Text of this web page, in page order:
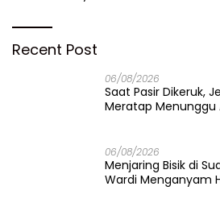
Recent Post
06/08/2026
Saat Pasir Dikeruk,
Meratap Menunggu
06/08/2026
Menjaring Bisik di
Wardi Menganyam